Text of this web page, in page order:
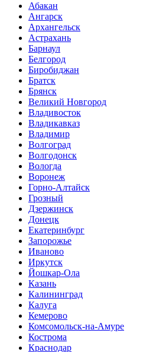
Абакан
Ангарск
Архангельск
Астрахань
Барнаул
Белгород
Биробиджан
Братск
Брянск
Великий Новгород
Владивосток
Владикавказ
Владимир
Волгоград
Волгодонск
Вологда
Воронеж
Горно-Алтайск
Грозный
Дзержинск
Донецк
Екатеринбург
Запорожье
Иваново
Иркутск
Йошкар-Ола
Казань
Калининград
Калуга
Кемерово
Комсомольск-на-Амуре
Кострома
Краснодар